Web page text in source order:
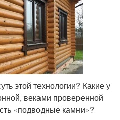
этой технологии? Какие у
веками проверенной
«подводные камни»?